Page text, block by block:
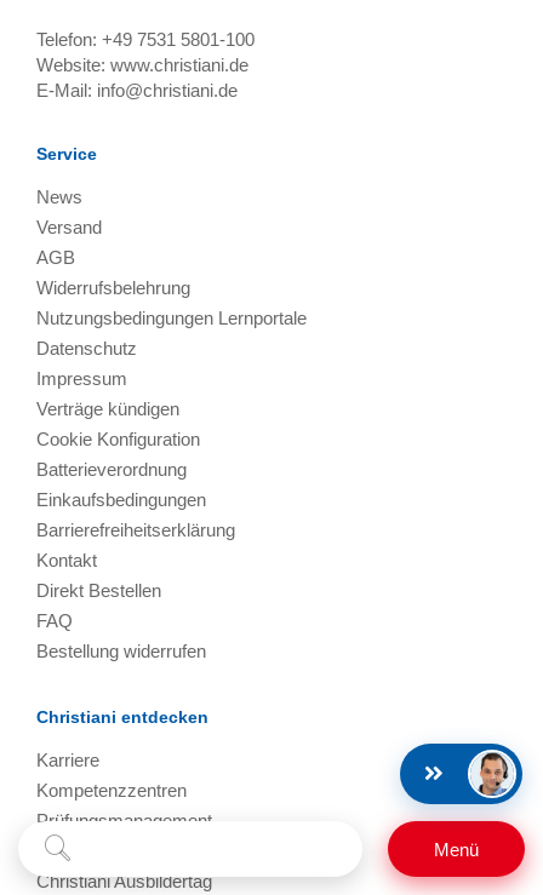
Menü
Telefon: +49 7531 5801-100
Website: www.christiani.de
E-Mail: info@christiani.de
Service
News
Versand
AGB
Widerrufsbelehrung
Nutzungsbedingungen Lernportale
Datenschutz
Impressum
Verträge kündigen
Cookie Konfiguration
Batterieverordnung
Einkaufsbedingungen
Barrierefreiheitserklärung
Kontakt
Direkt Bestellen
FAQ
Bestellung widerrufen
Christiani entdecken
Karriere
Kompetenzzentren
Prüfungsmanagement
Termine, Events, Messen
Christiani Ausbildertag